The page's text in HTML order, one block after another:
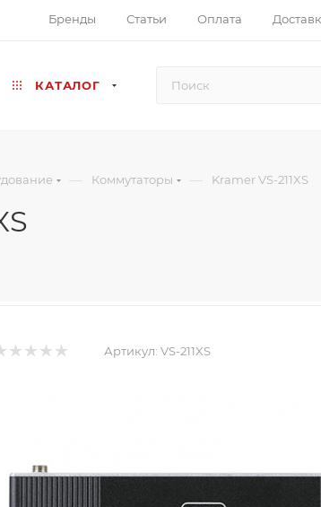
Бренды Статьи Оплата
КАТАЛОГ
— Коммутаторы — Kramer VS-211XS
Артикул: VS-211XS